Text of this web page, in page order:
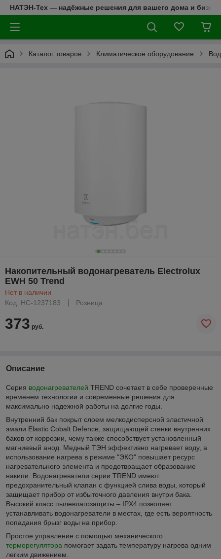
НАТЭН-Тех — надёжные решения для вашего дома и
Каталог товаров Климатическое оборудование
Накопительный водонагреватель Electrolux
EWH 50 Trend
Нет в наличии
Код: НС-1237183
Розница
373 руб.
Описание
Серия водонагревателей TREND сочетает в себе проверенные
временем технологии и современные решения для
максимально надежной работы на долгие годы.
Внутренний бак покрыт слоем мелкодисперсной эластичной
эмали Elastic Cobalt Defence, защищающей стенки внутренних
баков от коррозии, чему также способствует установленный
магниевый анод. Медный ТЭН эффективно нагревает воду, а
использование нагрева в режиме "ЭКО" повышает ресурс
нагревательного элемента и предотвращает образование
накипи. Водонагреватели серии TREND имеют
предохранительный клапан с функцией слива воды, который
защищает прибор от избыточного давления внутри бака.
Высокий класс пылевлагозащиты ‒ IPX4 позволяет
устанавливать водонагреватели в местах, где есть вероятность
попадания брызг воды на прибор.
Простое управление с помощью механического
терморегулятора помогает задать температуру нагрева одним
легким движением.